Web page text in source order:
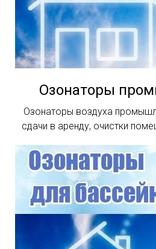
Озонаторы
Озонаторы воздуха
сдачи в аренду, очистки